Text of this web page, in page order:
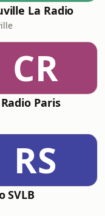
La Radio
CR
Paris
RS
SVLB